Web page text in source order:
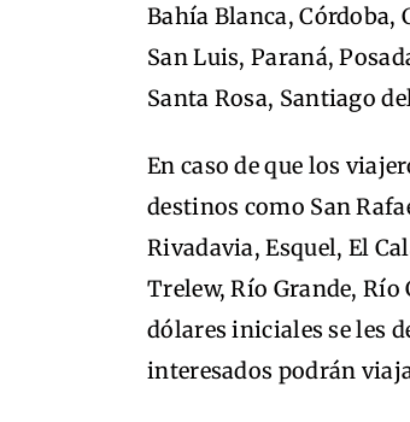
Bahía Blanca, Córdoba,
San Luis, Paraná,
Santa Rosa, Santiago
En caso de que los
destinos como San
Rivadavia, Esquel, El
Trelew, Río Grande,
dólares iniciales se les
interesados podrán